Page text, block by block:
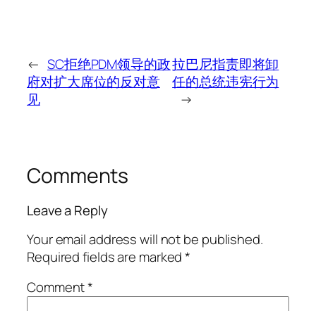
← SC拒绝PDM领导的政
府对扩大席位的反对意
见
拉巴尼指责即将卸
任的总统违宪行为
→
Comments
Leave a Reply
Your email address will not be published.
Required fields are marked*
Comment*